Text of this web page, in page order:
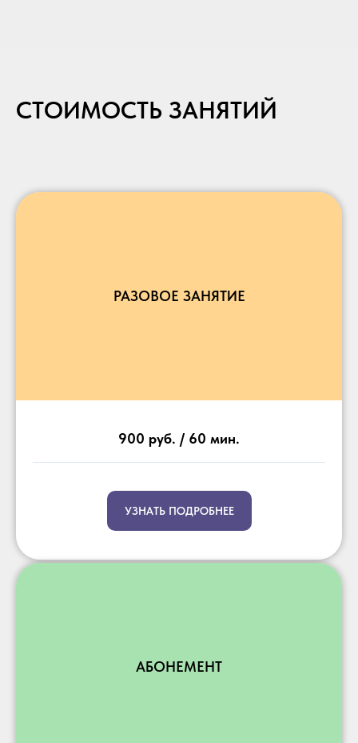
СТОИМОСТЬ ЗАНЯТИЙ
РАЗОВОЕ ЗАНЯТИЕ
900 руб. / 60 мин.
УЗНАТЬ ПОДРОБНЕЕ
АБОНЕМЕНТ